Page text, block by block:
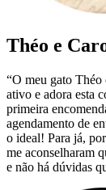
Théo e
“O meu gato
ativo e adora esta
primeira
agendamento de
o ideal! Para já,
me aconselharam
e não há dúvidas